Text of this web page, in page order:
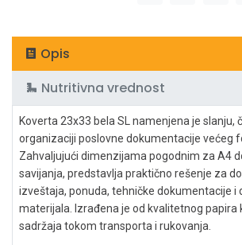
Opis
Nutritivna vrednost
Koverta 23x33 bela SL namenjena je slanju,
organizaciji poslovne dokumentacije većeg
Zahvaljujući dimenzijama pogodnim za A4
savijanja, predstavlja praktično rešenje za
izveštaja, ponuda, tehničke dokumentacije i
materijala. Izrađena je od kvalitetnog papira
sadržaja tokom transporta i rukovanja.